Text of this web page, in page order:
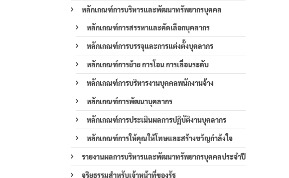
หลักเกณฑ์การบริหารและพัฒนาทรัพยากรบุคคล
หลักเกณฑ์การสรรหาและคัดเลือกบุคลากร
หลักเกณฑ์การบรรจุและการแต่งตั้งบุคลากร
หลักเกณฑ์การย้าย การโอน การเลื่อนระดับ
หลักเกณฑ์การบริหารงานบุคคลพนักงานจ้าง
หลักเกณฑ์การพัฒนาบุคลากร
หลักเกณฑ์การประเมินผลการปฏิบัติงานบุคลากร
หลักเกณฑ์การให้คุณให้โทษและสร้างขวัญกำลังใจ
รายงานผลการบริหารและพัฒนาทรัพยากรบุคคลประจำปี
จริยธรรมสำหรับเจ้าหน้าที่ของรัฐ